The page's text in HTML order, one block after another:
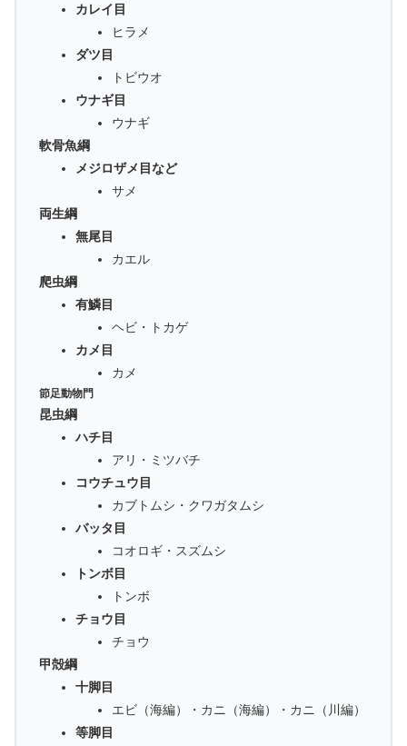
カレイ目
ヒラメ
ダツ目
トビウオ
ウナギ目
ウナギ
軟骨魚綱
メジロザメ目など
サメ
両生綱
無尾目
カエル
爬虫綱
有鱗目
ヘビ・トカゲ
カメ目
カメ
節足動物門
昆虫綱
ハチ目
アリ・ミツバチ
コウチュウ目
カブトムシ・クワガタムシ
バッタ目
コオロギ・スズムシ
トンボ目
トンボ
チョウ目
チョウ
甲殻綱
十脚目
エビ（海編）・カニ（海編）・カニ（川編）
等脚目